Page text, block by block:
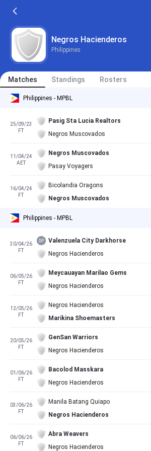
Negros Hacienderos
Philippines
Matches Standings Rosters
Philippines - MPBL
25/09/23
FT
Pasig Sta Lucia Realtors
Negros Muscovados
11/04/24
AET
Negros Muscovados
Pasay Voyagers
16/04/24
FT
Bicolandia Oragons
Negros Muscovados
Philippines - MPBL
30/04/26
FT
Valenzuela City Darkhorse
Negros Hacienderos
06/05/26
FT
Meycauayan Marilao Gems
Negros Hacienderos
12/05/26
FT
Negros Hacienderos
Marikina Shoemasters
20/05/26
FT
GenSan Warriors
Negros Hacienderos
01/06/26
FT
Bacolod Masskara
Negros Hacienderos
03/06/26
FT
Manila Batang Quiapo
Negros Hacienderos
06/06/26
FT
Abra Weavers
Negros Hacienderos